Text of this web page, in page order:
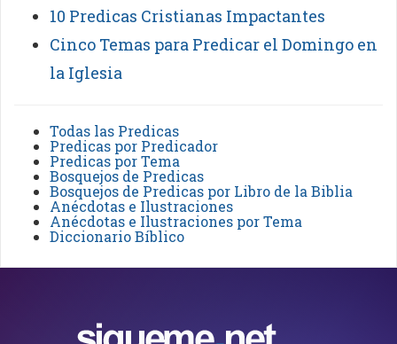
10 Predicas Cristianas Impactantes
Cinco Temas para Predicar el Domingo en
la Iglesia
Todas las Predicas
Predicas por Predicador
Predicas por Tema
Bosquejos de Predicas
Bosquejos de Predicas por Libro de la Biblia
Anécdotas e Ilustraciones
Anécdotas e Ilustraciones por Tema
Diccionario Bíblico